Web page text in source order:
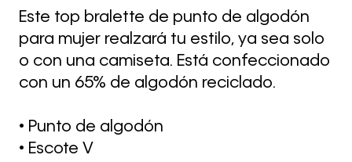
Este top bralette de punto de algodón
para mujer realzará tu estilo, ya sea solo
o con una camiseta. Está confeccionado
con un 65% de algodón reciclado.
• Punto de algodón
• Escote V